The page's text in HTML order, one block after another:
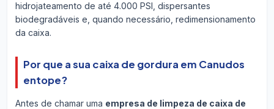
hidrojateamento de até 4.000 PSI, dispersantes
biodegradáveis e, quando necessário, redimensionamento
da caixa.
Por que a sua caixa de gordura em Canudos
entope?
Antes de chamar uma empresa de limpeza de caixa de